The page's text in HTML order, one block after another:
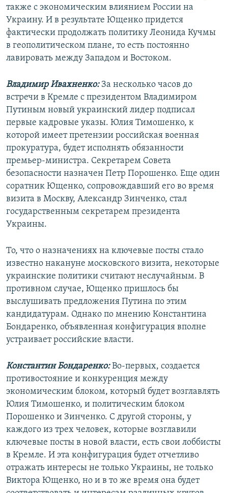
также с экономическим влиянием России на
Украину. И в результате Ющенко придется
фактически продолжать политику Леонида Кучмы
в геополитическом плане, то есть постоянно
лавировать между Западом и Востоком.
Владимир Ивахненко:За несколько часов до
встречи в Кремле с президентом Владимиром
Путиным новый украинский лидер подписал
первые кадровые указы. Юлия Тимошенко, к
которой имеет претензии российская военная
прокуратура, будет исполнять обязанности
премьер-министра. Секретарем Совета
безопасности назначен Петр Порошенко. Еще один
соратник Ющенко, сопровождавший его во время
визита в Москву, Александр Зинченко, стал
государственным секретарем президента
Украины.
То, что о назначениях на ключевые посты стало
известно накануне московского визита, некоторые
украинские политики считают неслучайным. В
противном случае, Ющенко пришлось бы
выслушивать предложения Путина по этим
кандидатурам. Однако по мнению Константина
Бондаренко, объявленная конфигурация вполне
устраивает российские власти.
Константин Бондаренко:Во-первых, создается
противостояние и конкуренция между
экономическим блоком, который будет возглавлять
Юлия Тимошенко, и политическим блоком
Порошенко и Зинченко. С другой стороны, у
каждого из трех человек, которые возглавили
ключевые посты в новой власти, есть свои лоббисты
в Кремле. И эта конфигурация будет отчетливо
отражать интересы не только Украины, не только
Виктора Ющенко, но и в то же время она будет